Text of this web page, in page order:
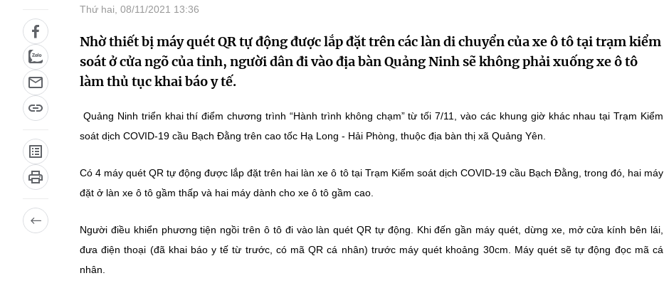
Thứ hai, 08/11/2021 13:36
Nhờ thiết bị máy quét QR tự động được lắp đặt trên các làn di chuyển của xe ô tô tại trạm kiểm
soát ở cửa ngõ của tỉnh, người dân đi vào địa bàn Quảng Ninh sẽ không phải xuống xe ô tô
làm thủ tục khai báo y tế.
Quảng Ninh triển khai thí điểm chương trình “Hành trình không chạm” từ tối 7/11, vào các khung giờ khác nhau tại Trạm Kiểm
soát dịch COVID-19 cầu Bạch Đằng trên cao tốc Hạ Long - Hải Phòng, thuộc địa bàn thị xã Quảng Yên.
Có 4 máy quét QR tự động được lắp đặt trên hai làn xe ô tô tại Trạm Kiểm soát dịch COVID-19 cầu Bạch Đằng, trong đó, hai máy
đặt ở làn xe ô tô gầm thấp và hai máy dành cho xe ô tô gầm cao.
Người điều khiển phương tiện ngồi trên ô tô đi vào làn quét QR tự động. Khi đến gần máy quét, dừng xe, mở cửa kính bên lái,
đưa điện thoại (đã khai báo y tế từ trước, có mã QR cá nhân) trước máy quét khoảng 30cm. Máy quét sẽ tự động đọc mã cá
nhân.